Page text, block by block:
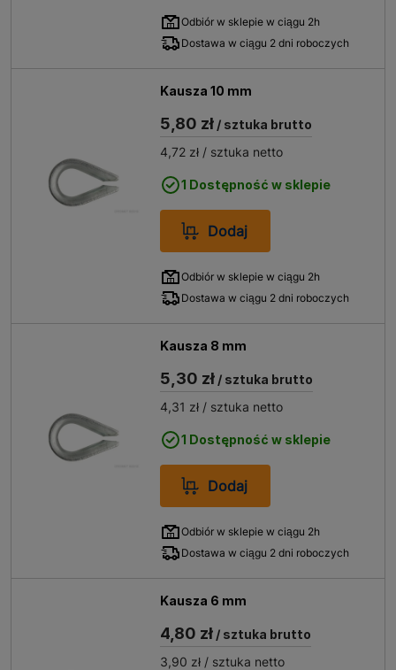
Odbiór w sklepie w ciągu 2h
Dostawa w ciągu 2 dni roboczych
Kausza 10 mm
5,80 zł / sztuka brutto
4,72 zł / sztuka netto
1 Dostępność w sklepie
Dodaj
Odbiór w sklepie w ciągu 2h
Dostawa w ciągu 2 dni roboczych
Kausza 8 mm
5,30 zł / sztuka brutto
4,31 zł / sztuka netto
1 Dostępność w sklepie
Dodaj
Odbiór w sklepie w ciągu 2h
Dostawa w ciągu 2 dni roboczych
Kausza 6 mm
4,80 zł / sztuka brutto
3,90 zł / sztuka netto